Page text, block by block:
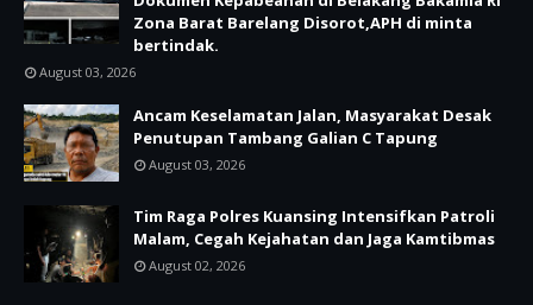
Zona Barat Barelang Disorot,APH di minta
bertindak.
August 03, 2026
Ancam Keselamatan Jalan, Masyarakat Desak
Penutupan Tambang Galian C Tapung
August 03, 2026
Tim Raga Polres Kuansing Intensifkan Patroli
Malam, Cegah Kejahatan dan Jaga Kamtibmas
August 02, 2026